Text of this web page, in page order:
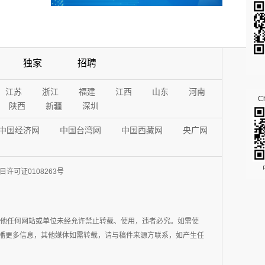
独家 招聘
江苏 浙江 福建 江西 山东
河南
陕西
新疆 深圳
国经济网 中国台湾网 中国西藏网 央广网
许可证0108263号
任何网站或单位未经允许禁止转载、使用，违者必究。如需使
多信息，其他媒体如需转载，请与稿件来源方联系，如产生任